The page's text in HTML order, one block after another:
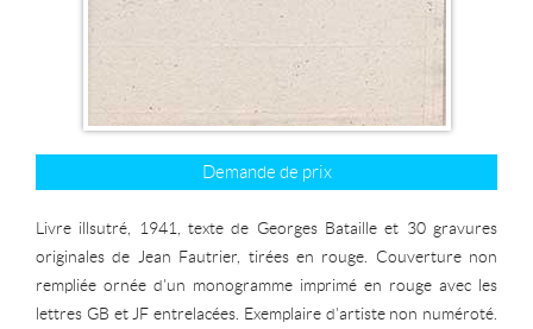
Demande de prix
Livre illsutré, 1941, texte de Georges Bataille et 30 gravures
originales de Jean Fautrier, tirées en rouge. Couverture non
rempliée ornée d'un monogramme imprimé en rouge avec les
lettres GB et JF entrelacées. Exemplaire d'artiste non numéroté.